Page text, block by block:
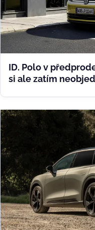
ID. Polo v
si ale zatím